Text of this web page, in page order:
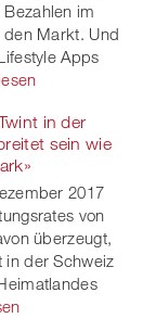
im
Markt. Und
Apps
in der
sein wie
2017
von
überzeugt,
in der Schweiz